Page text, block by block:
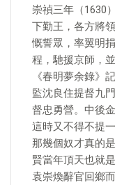
崇禎三年（1630
下勤王，各方將
慨誓眾，率翼明
程，馳援京師，
《春明夢余錄》
監沈良住提督九
督忠勇營。中後
這時又不得不提
那幾個奴才真的
賢當年頂天也就
袁崇煥辭官回鄉